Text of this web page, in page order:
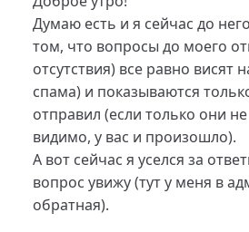
Думаю есть и я сейчас до
том, что вопросы до моего
отсутствия) все равно висят
спама) и показываются
отправил (если только они не
видимо, у вас и произошло).
А вот сейчас я уселся за
вопрос увижу (тут у меня в
обратная).